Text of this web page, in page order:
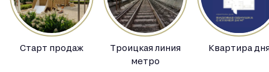
Старт продаж
Троицкая линия
метро
Квартира